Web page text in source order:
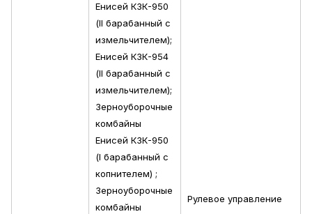
Енисей КЗК-950
(II барабанный с
измельчителем);
Енисей КЗК-954
(II барабанный с
измельчителем);
Зерноуборочные
комбайны
Енисей КЗК-950
(I барабанный с
копнителем) ;
Зерноуборочные
комбайны
Рулевое управление